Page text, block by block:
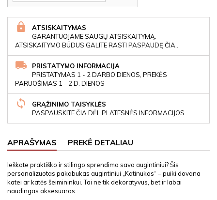
ATSISKAITYMAS
GARANTUOJAME SAUGŲ ATSISKAITYMĄ.
ATSISKAITYMO BŪDUS GALITE RASTI PASPAUDĘ ČIA..
PRISTATYMO INFORMACIJA
PRISTATYMAS 1 - 2 DARBO DIENOS, PREKĖS
PARUOŠIMAS 1 - 2 D. DIENOS
GRĄŽINIMO TAISYKLĖS
PASPAUSKITE ČIA DĖL PLATESNĖS INFORMACIJOS
APRAŠYMAS PREKĖ DETALIAU
Ieškote praktiško ir stilingo sprendimo savo augintiniui? Šis
personalizuotas pakabukas augintiniui „Katinukas“ – puiki dovana
katei ar katės šeimininkui. Tai ne tik dekoratyvus, bet ir labai
naudingas aksesuaras.